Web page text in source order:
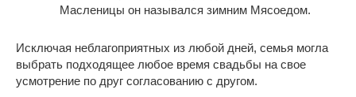
Масленицы он назывался зимним Мясоедом.
Исключая неблагоприятных из любой дней, семья могла
выбрать подходящее любое время свадьбы на свое
усмотрение по друг согласованию с другом.